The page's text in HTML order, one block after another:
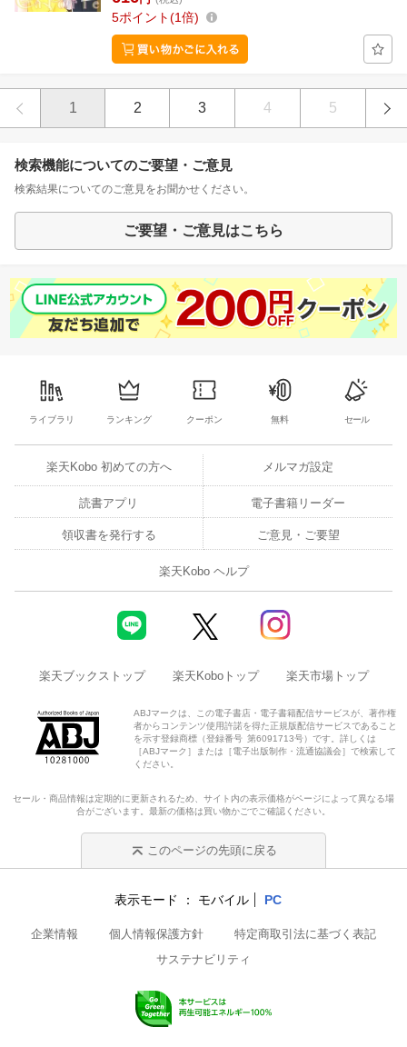
5ポイント 1倍
1 2 3 4 5
検索機能についてのご要望・ご意見
検索結果についてのご意見をお聞かせください。
ご要望・ご意見はこちら
ライブラリ ランキング クーポン 無料 セール
楽天Kobo 初めての方へ メルマガ設定
読書アプリ 電子書籍リーダー
領収書を発行する ご意見・ご要望
楽天Kobo ヘルプ
楽天ブックストップ 楽天Koboトップ 楽天市場トップ
ABJマークは、この電子書店・電子書籍配信サービスが、著作権
者からコンテンツ使用許諾を得た正規版配信サービスであること
を示す登録商標（登録番号 第6091713号）です。詳しくは
［ABJマーク］または［電子出版制作・流通協議会］で検索して
ください。
セール・商品情報は定期的に更新されるため、サイト内の表示価格がページによって異なる場
合がございます。最新の価格は買い物かごでご確認ください。
このページの先頭に戻る
表示モード モバイル PC
企業情報 個人情報保護方針
特定商取引法に基づく表記
サステナビリティ